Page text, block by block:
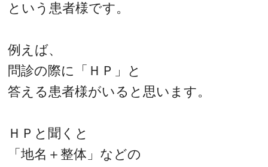
という患者様です。
例えば、
問診の際に「ＨＰ」と
答える患者様がいると思います。
ＨＰと聞くと
「地名＋整体」などの